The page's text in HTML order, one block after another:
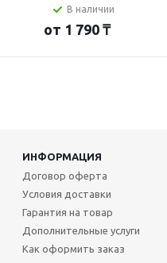
В наличии
от 1 790 ₸
ИНФОРМАЦИЯ
Договор оферта
Условия доставки
Гарантия на товар
Дополнительные услуги
Как оформить заказ